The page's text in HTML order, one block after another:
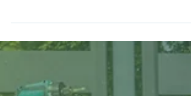
Entre los principales agentes están: sujetos
obligados, sujetos delegados, propietarios del
práctica del mercado, también hay